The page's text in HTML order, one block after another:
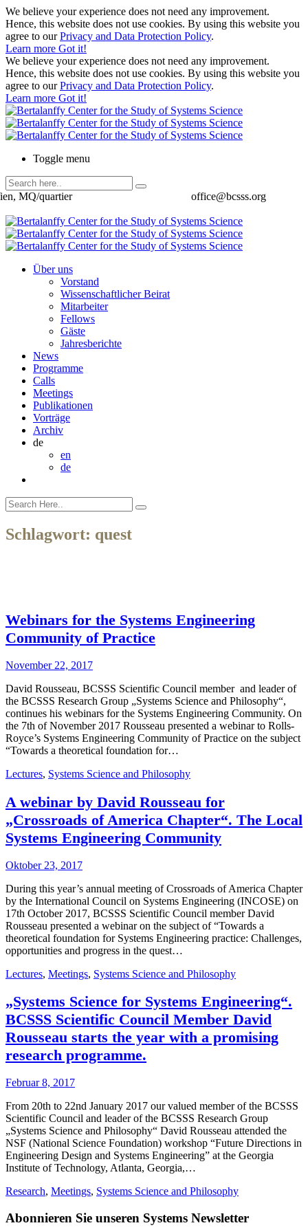
We believe your experience does not need any improvement.
Hence, this website does not use cookies. By using this website you
agree to ourPrivacy and Data Protection Policy.
Learn more Got it!
We believe your experience does not need any improvement.
Hence, this website does not use cookies. By using this website you
agree to ourPrivacy and Data Protection Policy.
Learn more Got it!
Toggle menu
office@bcsss.org
MQ/quartier
Über uns
Vorstand
Wissenschaftlicher Beirat
Mitarbeiter
Fellows
Gäste
Jahresberichte
News
Programme
Calls
Meetings
Publikationen
Vorträge
Archiv
de
en
de
Schlagwort: quest
Webinars for the Systems Engineering
Community of Practice
November 22, 2017
David Rousseau, BCSSS Scientific Council member and leader of
the BCSSS Research Group „Systems Science and Philosophy“,
continues his webinars for the Systems Engineering Community. On
the 7th of November 2017 Rousseau presented a webinar to Rolls-
Royce’s Systems Engineering Community of Practice on the subject
“Towards a theoretical foundation for…
Lectures, Systems Science and Philosophy
A webinar by David Rousseau for
„Crossroads of America Chapter“. The Local
Systems Engineering Community
Oktober 23, 2017
During this year’s annual meeting of Crossroads of America Chapter
by the International Council on Systems Engineering (INCOSE) on
17th October 2017, BCSSS Scientific Council member David
Rousseau presented a webinar on the subject of “Towards a
theoretical foundation for Systems Engineering practice: Challenges,
opportunities and progress in the quest…
Lectures, Meetings, Systems Science and Philosophy
„Systems Science for Systems Engineering“.
BCSSS Scientific Council Member David
Rousseau starts the year with a promising
research programme.
Februar 8, 2017
From 20th to 22nd January 2017 our valued member of the BCSSS
Scientific Council and leader of the BCSSS Research Group
„Systems Science and Philosophy“ David Rousseau attended the
NSF (National Science Foundation) workshop “Future Directions in
Engineering Design and Systems Engineering” at the Georgia
Institute of Technology, Atlanta, Georgia,…
Research, Meetings, Systems Science and Philosophy
Abonnieren Sie unseren Systems Newsletter